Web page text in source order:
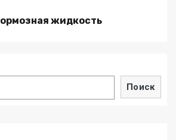
жидкость
Поиск